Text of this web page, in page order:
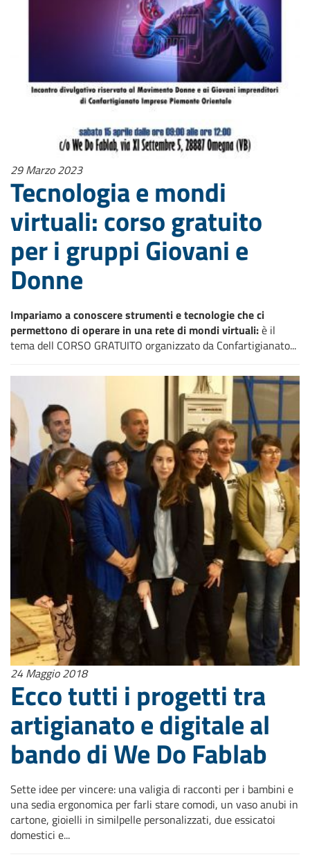
29 Marzo 2023
Tecnologia e mondi
virtuali: corso gratuito
per i gruppi Giovani e
Donne
Impariamo a conoscere strumenti e tecnologie che ci
permettono di operare in una rete di mondi virtuali:è il
tema dell CORSO GRATUITO organizzato da Confartigianato...
24 Maggio 2018
Ecco tutti i progetti tra
artigianato e digitale al
bando di We Do Fablab
Sette idee per vincere: una valigia di racconti per i bambini e
una sedia ergonomica per farli stare comodi, un vaso anubi in
cartone, gioielli in similpelle personalizzati, due essicatoi
domestici e...